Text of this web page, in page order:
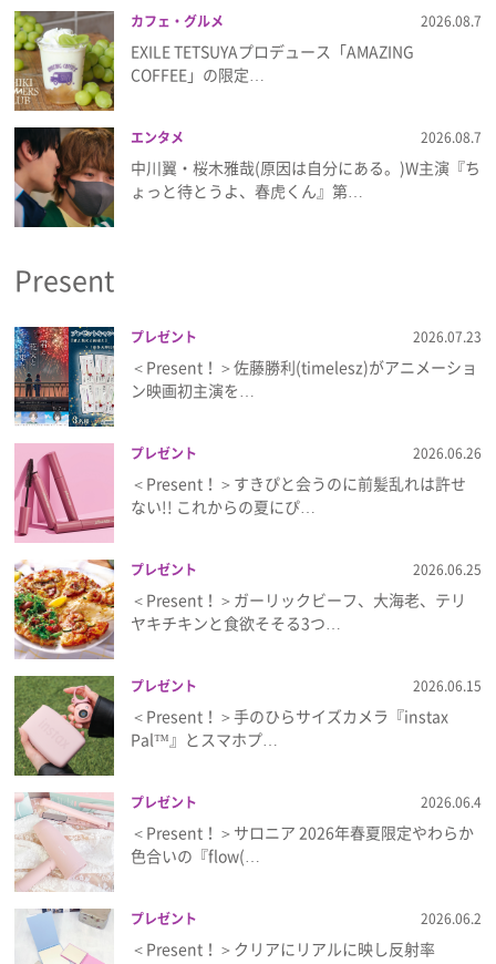
カフェ・グルメ 2026.08.7
EXILE TETSUYAプロデュース「AMAZING
COFFEE」の限定…
エンタメ 2026.08.7
中川翼・桜木雅哉(原因は自分にある。)W主演『ち
ょっと待とうよ、春虎くん』第…
Present
プレゼント 2026.07.23
＜Present！＞佐藤勝利(timelesz)がアニメーショ
ン映画初主演を…
プレゼント 2026.06.26
＜Present！＞すきぴと会うのに前髪乱れは許せ
ない!! これからの夏にぴ…
プレゼント 2026.06.25
＜Present！＞ガーリックビーフ、大海老、テリ
ヤキチキンと食欲そそる3つ…
プレゼント 2026.06.15
＜Present！＞手のひらサイズカメラ『instax
Pal™』とスマホプ…
プレゼント 2026.06.4
＜Present！＞サロニア 2026年春夏限定やわらか
色合いの『flow(…
プレゼント 2026.06.2
＜Present！＞クリアにリアルに映し反射率